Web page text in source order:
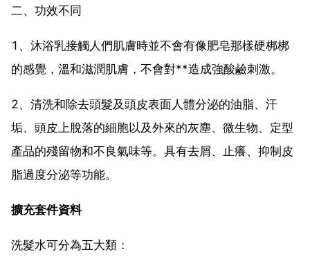
二、功效不同
1、沐浴乳接觸人們肌膚時並不會有像肥皂那樣硬梆梆
的感覺，溫和滋潤肌膚，不會對**造成強酸鹼刺激。
2、清洗和除去頭髮及頭皮表面人體分泌的油脂、汗
垢、頭皮上脫落的細胞以及外來的灰塵、微生物、定型
產品的殘留物和不良氣味等。具有去屑、止癢、抑制皮
脂過度分泌等功能。
擴充套件資料
洗髮水可分為五大類：